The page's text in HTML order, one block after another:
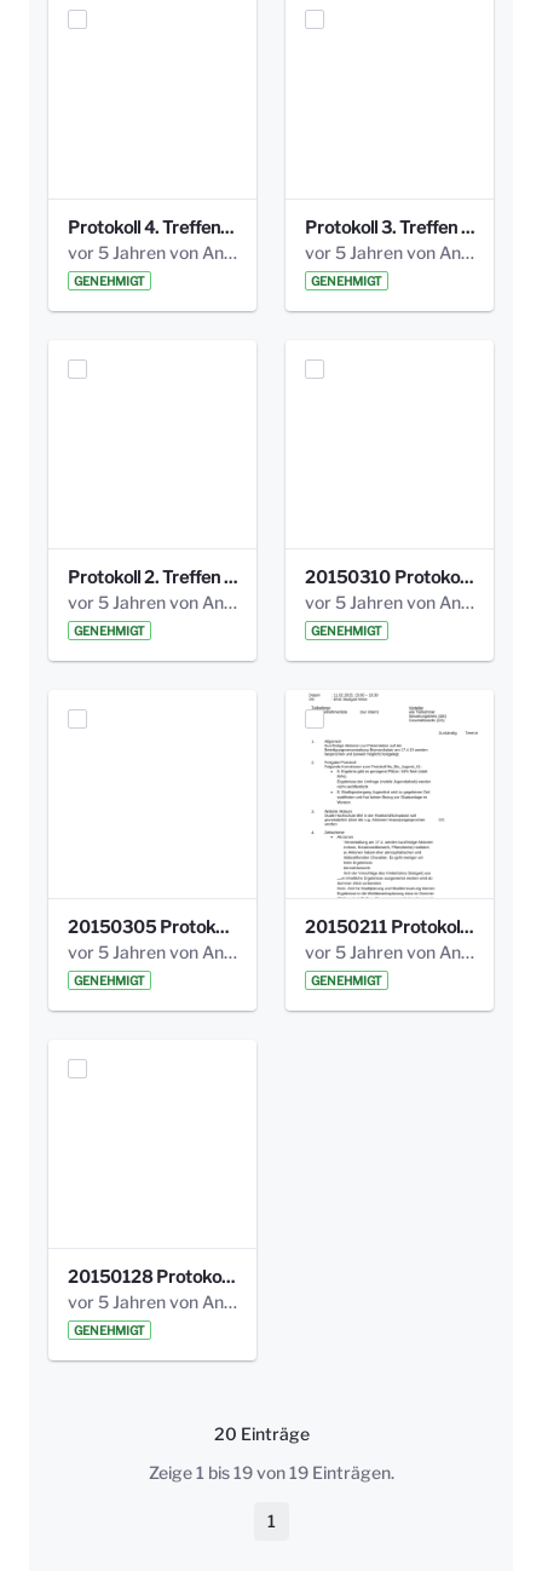
Protokoll 4. Treffen_20141113 AG Bismarckplatz.pdf
vor 5 Jahren von Anni Schlumberger
GENEHMIGT
Protokoll 3. Treffen 20141016 AG Bismarckplatz.pdf
vor 5 Jahren von Anni Schlumberger
GENEHMIGT
Protokoll 2. Treffen 20140315 AG Bismarckplatz.pdf
vor 5 Jahren von Anni Schlumberger
GENEHMIGT
20150310 Protokoll Bismarckplatz_UrbanG_02.pdf
vor 5 Jahren von Anni Schlumberger
GENEHMIGT
20150305 Protokoll Bismarckplatz _UrbanG_01.pdf
vor 5 Jahren von Anni Schlumberger
GENEHMIGT
20150211 Protokoll Bismarckplatz_Jugend_02b.pdf
vor 5 Jahren von Anni Schlumberger
GENEHMIGT
20150128 Protokoll Bismarckplatz_Jugend_01.pdf
vor 5 Jahren von Anni Schlumberger
GENEHMIGT
20 Einträge
Pro Seite
Zeige 1 bis 19 von 19 Einträgen.
Seite
1